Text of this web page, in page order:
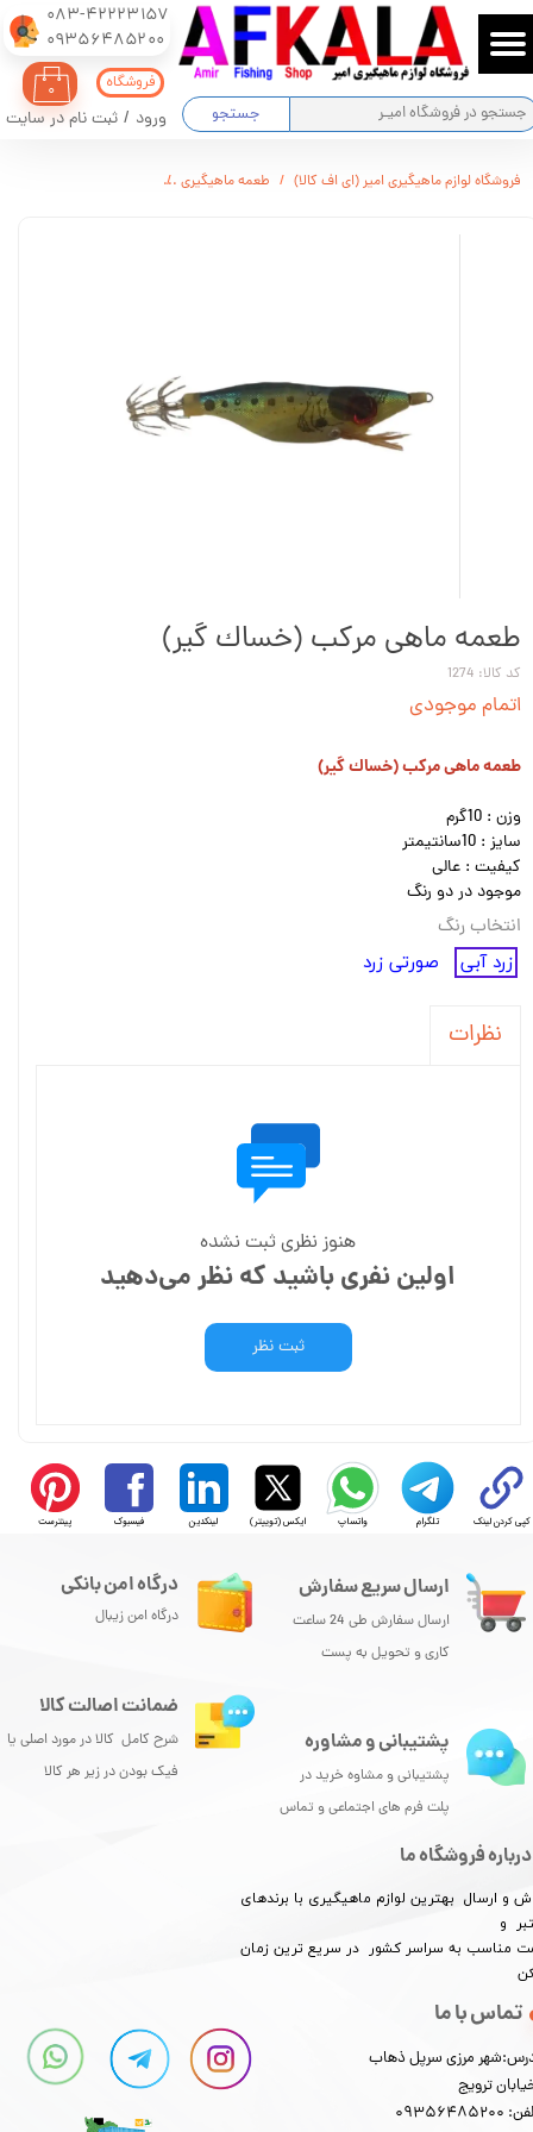
083-42223157
​​​​​​​09356485200
جستجو
۰
ورود / ثبت نام در سایت
حساب کاربری من
تغییر گذر واژه
فروشگاه
فروشگاه لوازم ماهیگیری امیر (ای اف کالا) طعمه ماهیگیری
طعمه ماهی مرکب (خساك گير)
کد کالا: 1274
اتمام موجودی
طعمه ماهی مرکب (خساك گير)
وزن : 10گرم
سایز : 10سانتیمتر
کیفیت : عالی
موجود در دو رنگ
انتخاب رنگ
زرد آبی صورتی زرد
نظرات
هنوز نظری ثبت نشده
اولین نفری باشید که نظر می‌دهید
ثبت نظر
کپی کردن لینک تلگرام واتساپ ایکس (توییتر) لینکدین فیسبوک پینترست
ارسال سریع سفارش
ارسال سفارش طی 24 ساعت
کاری و تحویل به پست
درباره فروشگاه ما
و ارسال بهترین لوازم ماهیگیری با برندهای
و
مناسب به سراسر کشور در سریع ترین زمان
تماس با ما
مرزی سرپل ذهاب
ترویج
درگاه امن بانکی
درگاه امن زیبال
پشتیبانی و مشاوره
پشتیبانی و مشاوه خرید در
پلت فرم های اجتماعی و تماس
ضمانت اصالت کالا
شرح کامل کالا در مورد اصلی یا
فیک بودن در زیر هر کالا